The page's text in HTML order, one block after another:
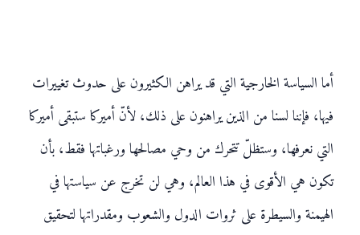
أما السياسة الخارجية التي قد يراهن الكثيرون على حدوث تغييرات
فيها، فإننا لسنا من الذين يراهنون على ذلك، لأنّ أميركا ستبقى أميركا
التي نعرفها، وستظلّ تتحرك من وحي مصالحها ورغباتها فقط، بأن
تكون هي الأقوى في هذا العالم، وهي لن تخرج عن سياستها في
الهيمنة والسيطرة على ثروات الدول والشعوب ومقدراتها لتحقيق